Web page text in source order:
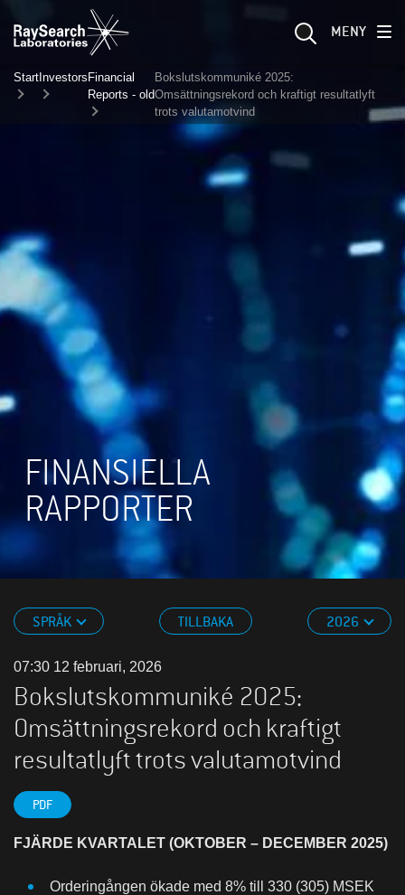
MENY
Start Investors Financial
Reports - old
Bokslutskommuniké 2025:
Omsättningsrekord och kraftigt resultatlyft
trots valutamotvind
FINANSIELLA
RAPPORTER
SPRÅK TILLBAKA 2026
07:30 12 februari, 2026
Bokslutskommuniké 2025:
Omsättningsrekord och kraftigt
resultatlyft trots valutamotvind
PDF
FJÄRDE KVARTALET (OKTOBER – DECEMBER 2025)
Orderingången ökade med 8% till 330 (305) MSEK